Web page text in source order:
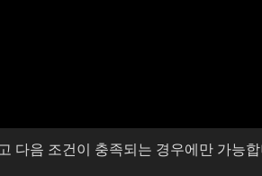
다음 조건이 충족되는 경우에만 가능